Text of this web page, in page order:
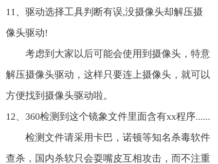
11、驱动选择工具判断有误,没摄像头却解压摄
像头驱动!
考虑到大家以后可能会使用到摄像头，特意
解压摄像头驱动，这样只要连上摄像头，就可以
方便找到摄像头驱动啦。
12、360检测到这个镜象文件里面含有xx程序......
检测文件请采用卡巴，诺顿等知名杀毒软件
查杀，国内杀软只会耍嘴皮互相攻击，而不注重